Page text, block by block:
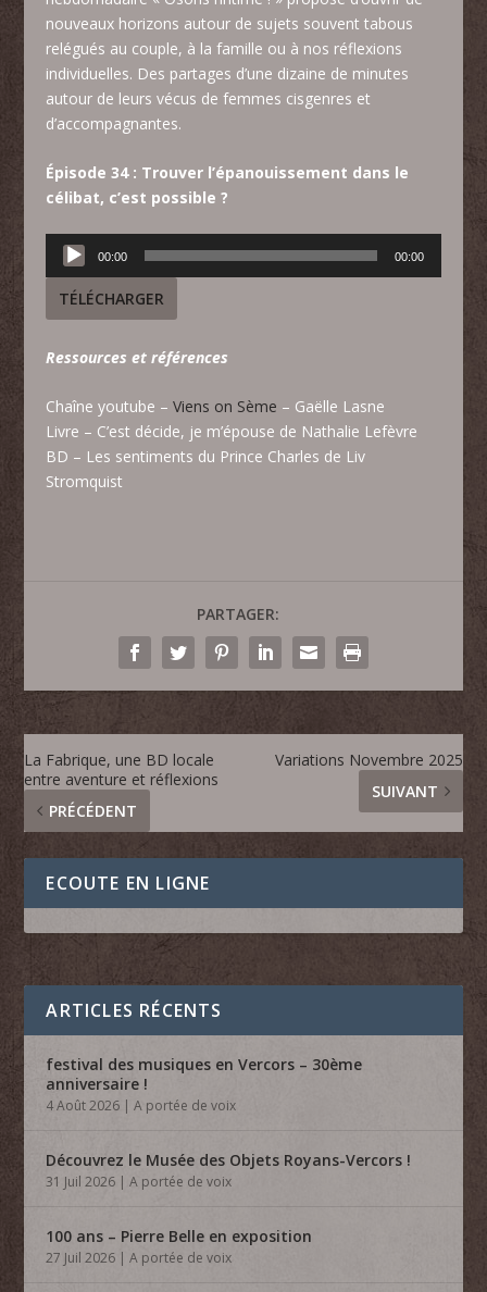
nouveaux horizons autour de sujets souvent tabous
relégués au couple, à la famille ou à nos réflexions
individuelles. Des partages d’une dizaine de minutes
autour de leurs vécus de femmes cisgenres et
d’accompagnantes.
Épisode 34 : Trouver l’épanouissement dans le
célibat, c’est possible ?
Lecteur
audio
00:00 00:00
TÉLÉCHARGER
Ressources et références
Chaîne youtube –Viens on Sème – Gaëlle Lasne
Livre – C’est décide, je m’épouse de Nathalie Lefèvre
BD – Les sentiments du Prince Charles de Liv
Stromquist
PARTAGER:
La Fabrique, une BD locale
entre aventure et réflexions
PRÉCÉDENT
Variations Novembre 2025
SUIVANT
ECOUTE EN LIGNE
ARTICLES RÉCENTS
festival des musiques en Vercors – 30ème
anniversaire !
4 Août 2026 |A portée de voix
Découvrez le Musée des Objets Royans-Vercors !
31 Juil 2026 |A portée de voix
100 ans – Pierre Belle en exposition
27 Juil 2026 |A portée de voix